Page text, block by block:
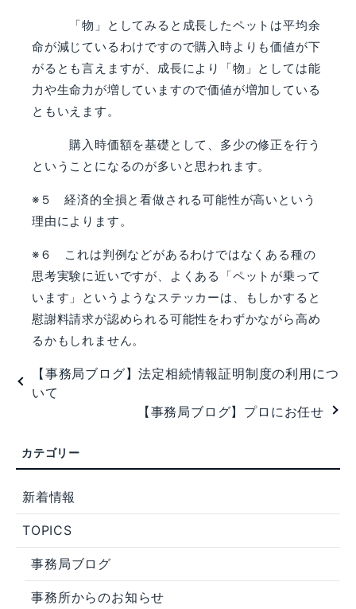
「物」としてみると成長したペットは平均余
命が減じているわけですので購入時よりも価値が下
がるとも言えますが、成長により「物」としては能
力や生命力が増していますので価値が増加している
ともいえます。
購入時価額を基礎として、多少の修正を行う
ということになるのが多いと思われます。
※５ 経済的全損と看做される可能性が高いという
理由によります。
※６ これは判例などがあるわけではなくある種の
思考実験に近いですが、よくある「ペットが乗って
います」というようなステッカーは、もしかすると
慰謝料請求が認められる可能性をわずかながら高め
るかもしれません。
【事務局ブログ】法定相続情報証明制度の利用につ
いて
【事務局ブログ】プロにお任せ
新着情報
TOPICS
事務局ブログ
事務所からのお知らせ